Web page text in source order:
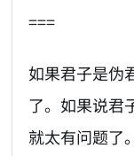
===
如果君子是伪
了。如果说君
就太有问题了